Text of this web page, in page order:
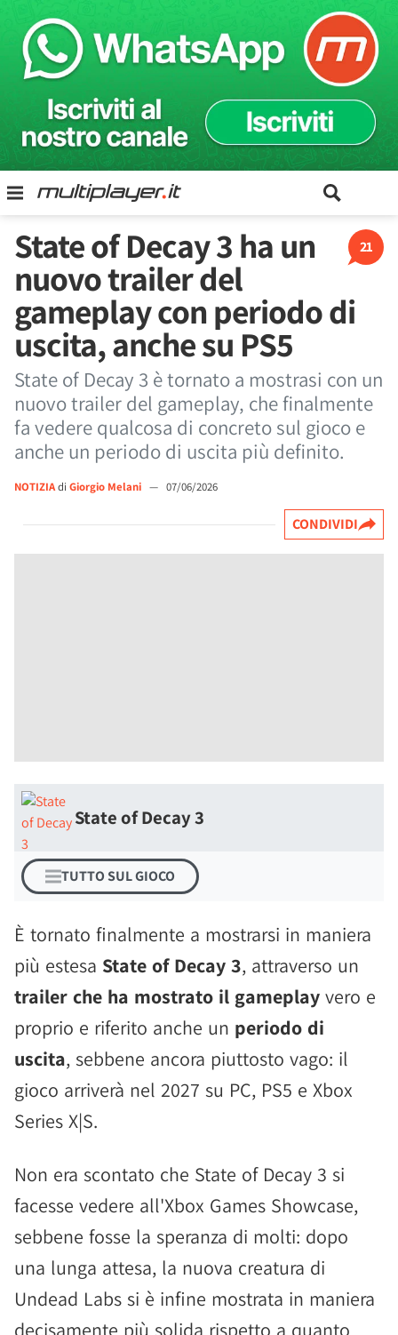
21
State of Decay 3 ha un
nuovo trailer del
gameplay con periodo di
uscita, anche su PS5
State of Decay 3 è tornato a mostrasi con un
nuovo trailer del gameplay, che finalmente
fa vedere qualcosa di concreto sul gioco e
anche un periodo di uscita più definito.
NOTIZIAdi Giorgio Melani — 07/06/2026
CONDIVIDI
State of Decay 3
TUTTO SUL GIOCO
È tornato finalmente a mostrarsi in maniera
più estesa State of Decay 3, attraverso un
trailer che ha mostrato il gameplay vero e
proprio e riferito anche un periodo di
uscita, sebbene ancora piuttosto vago: il
gioco arriverà nel 2027 su PC, PS5 e Xbox
Series X|S.
Non era scontato che State of Decay 3 si
facesse vedere all'Xbox Games Showcase,
sebbene fosse la speranza di molti: dopo
una lunga attesa, la nuova creatura di
Undead Labs si è infine mostrata in maniera
decisamente più solida rispetto a quanto